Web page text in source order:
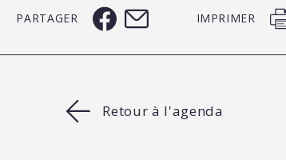
PARTAGER IMPRIMER
Retour à l'agenda